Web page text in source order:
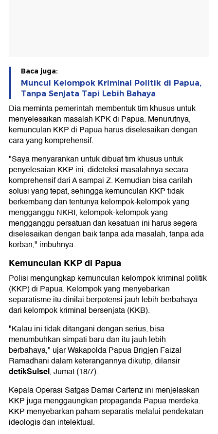
Baca juga:
Muncul Kelompok Kriminal Politik di Papua,
Tanpa Senjata Tapi Lebih Bahaya
Dia meminta pemerintah membentuk tim khusus untuk
menyelesaikan masalah KPK di Papua. Menurutnya,
kemunculan KKP di Papua harus diselesaikan dengan
cara yang komprehensif.
"Saya menyarankan untuk dibuat tim khusus untuk
penyelesaian KKP ini, dideteksi masalahnya secara
komprehensif dari A sampai Z. Kemudian bisa carilah
solusi yang tepat, sehingga kemunculan KKP tidak
berkembang dan tentunya kelompok-kelompok yang
mengganggu NKRI, kelompok-kelompok yang
mengganggu persatuan dan kesatuan ini harus segera
diselesaikan dengan baik tanpa ada masalah, tanpa ada
korban," imbuhnya.
Kemunculan KKP di Papua
Polisi mengungkap kemunculan kelompok kriminal politik
(KKP) di Papua. Kelompok yang menyebarkan
separatisme itu dinilai berpotensi jauh lebih berbahaya
dari kelompok kriminal bersenjata (KKB).
"Kalau ini tidak ditangani dengan serius, bisa
menumbuhkan simpati baru dan itu jauh lebih
berbahaya," ujar Wakapolda Papua Brigjen Faizal
Ramadhani dalam keterangannya dikutip, dilansir
detikSulsel, Jumat (18/7).
Kepala Operasi Satgas Damai Cartenz ini menjelaskan
KKP juga menggaungkan propaganda Papua merdeka.
KKP menyebarkan paham separatis melalui pendekatan
ideologis dan intelektual.